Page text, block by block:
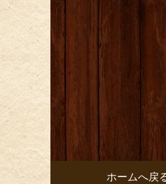
お店
コンテンツへ
ホームへ戻